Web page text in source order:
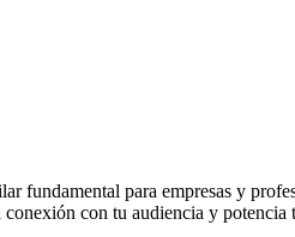
fundamental para empresas y
con tu audiencia y potencia